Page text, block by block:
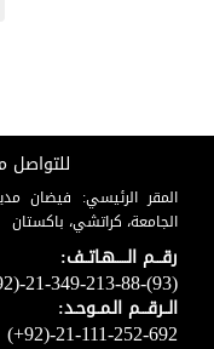
للتواصل
المقر الرئيسي: فيضان
الجامعة، كراتشي، باكستان
رقـــم الـــــهـاتــف:
21-349-213-88-(93)
الــرقـــم الـمــوحـد:
(+92)-21-111-252-692